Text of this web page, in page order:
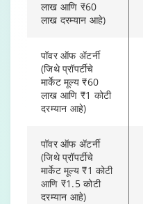
लाख आणि ₹60
लाख दरम्यान आहे)
पॉवर ऑफ ॲटर्नी
(जिथे प्रॉपर्टीचे
मार्केट मूल्य ₹60
लाख आणि ₹1 कोटी
दरम्यान आहे)
पॉवर ऑफ ॲटर्नी
(जिथे प्रॉपर्टीचे
मार्केट मूल्य ₹1 कोटी
आणि ₹1.5 कोटी
दरम्यान आहे)